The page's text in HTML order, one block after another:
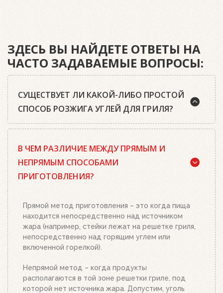
ЗДЕСЬ ВЫ НАЙДЕТЕ ОТВЕТЫ НА
ЧАСТО ЗАДАВАЕМЫЕ ВОПРОСЫ:
СУЩЕСТВУЕТ ЛИ КАКОЙ-ЛИБО ПРОСТОЙ
СПОСОБ РОЗЖИГА УГЛЕЙ ДЛЯ ГРИЛЯ?
качественный древесный уголь или угольные
брикеты Weber, кубики для розжига, а также наш
необходимым количеством угля или брикетов,
решетку для угля и подожгите их. Сверху
поставьте заполненный углем или брикетами
стартер. Больше ничего делать не нужно.
Топливо разгорится полностью за 20-30 минут, в
зависимости от количества угля или брикетов.
Когда верхний уголь станет красным, а слой
брикетов покроется белым пеплом, высыпьте
уголь из стартера на решетку для угля. Жар
будет просто отличным!
В ЧЕМ РАЗЛИЧИЕ МЕЖДУ ПРЯМЫМ И
НЕПРЯМЫМ СПОСОБАМИ
ПРИГОТОВЛЕНИЯ?
Прямой метод приготовления – это когда пища
находится непосредственно над источником
жара (например, стейки лежат на решетке гриля,
непосредственно над горящим углем или
включенной горелкой).
Непрямой метод – когда продукты
располагаются в той зоне решетки гриле, под
которой нет источника жара. Допустим, уголь